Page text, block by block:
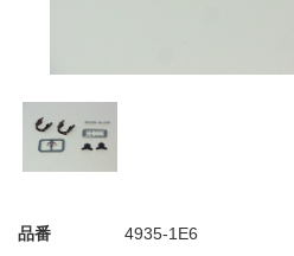
品番 4935-1E6